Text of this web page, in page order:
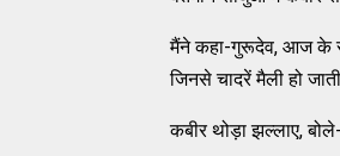
मैंने कहा-गुरूदेव, आज के
जिनसे चादरें मैली हो
कबीर थोड़ा झल्लाए,